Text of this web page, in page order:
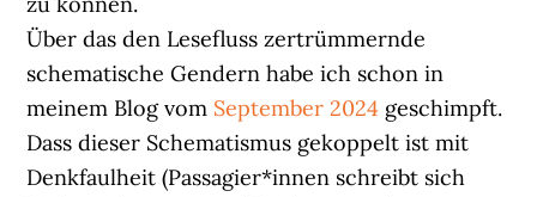
Über das den Lesefluss zertrümmernde
schematische Gendern habe ich schon in
meinem Blog vom September 2024 geschimpft.
Dass dieser Schematismus gekoppelt ist mit
Denkfaulheit (Passagier*innen schreibt sich